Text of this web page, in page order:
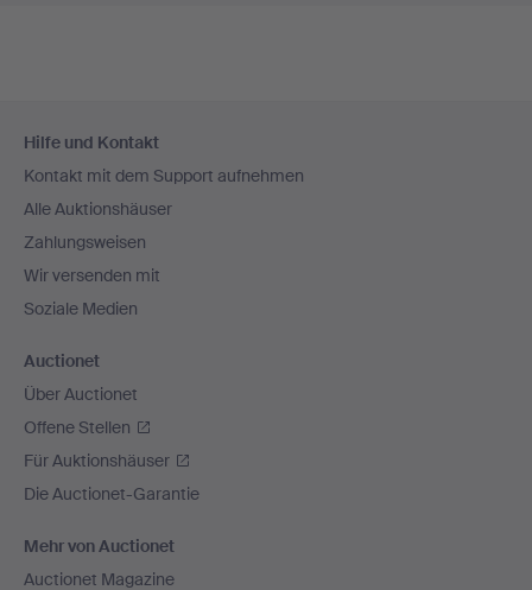
Navigation
Hilfe und Kontakt
Kontakt mit dem Support aufnehmen
Alle Auktionshäuser
Zahlungsweisen
Wir versenden mit
Soziale Medien
Auctionet
Über Auctionet
Offene Stellen
Für Auktionshäuser
Die Auctionet-Garantie
Mehr von Auctionet
Auctionet Magazine